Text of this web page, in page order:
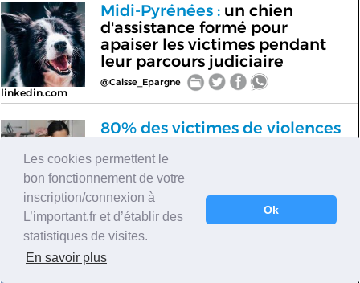
linkedin.com
Midi-Pyrénées :un chien
d'assistance formé pour
apaiser les victimes pendant
leur parcours judiciaire
@Caisse_Epargne
youtube.com
80% des victimes de violences
asso bretonne offre un
logement pour accueillir et
accompagner les femmes et
leurs enfants
@Caisse_Epargne
Les cookies permettent le
bon fonctionnement de votre
inscription/connexion à
L’important.fr et d’établir des
statistiques de visites.
En savoir plus
Ok